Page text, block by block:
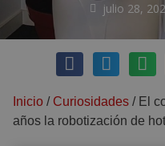
julio 28,
Inicio / Curiosidades / El
años la robotización de